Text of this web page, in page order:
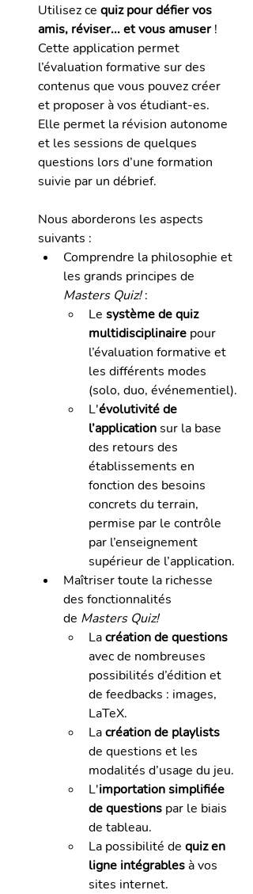
Utilisez ce quiz pour défier vos
amis, réviser... et vous amuser !
Cette application permet
l’évaluation formative sur des
contenus que vous pouvez créer
et proposer à vos étudiant-es.
Elle permet la révision autonome
et les sessions de quelques
questions lors d’une formation
suivie par un débrief.
Nous aborderons les aspects
suivants :
Comprendre la philosophie et
les grands principes de
Masters Quiz! :
Le système de quiz
multidisciplinaire pour
l’évaluation formative et
les différents modes
(solo, duo, événementiel).
L'évolutivité de
l’application sur la base
des retours des
établissements en
fonction des besoins
concrets du terrain,
permise par le contrôle
par l’enseignement
supérieur de l’application.
Maîtriser toute la richesse
des fonctionnalités
de Masters Quiz!
La création de questions
avec de nombreuses
possibilités d’édition et
de feedbacks : images,
LaTeX.
La création de playlists
de questions et les
modalités d’usage du jeu.
L'importation simplifiée
de questions par le biais
de tableau.
La possibilité de quiz en
ligne intégrables à vos
sites internet.